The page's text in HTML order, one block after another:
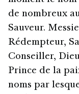
de nombreux
Sauveur.
Rédempteur,
Conseiller,
Prince de la
noms par